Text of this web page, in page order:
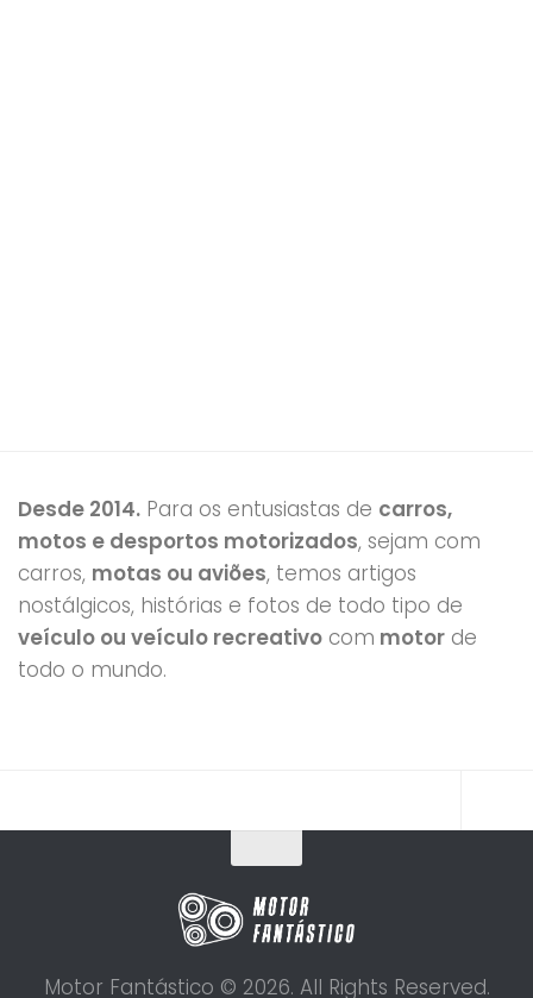
Desde 2014. Para os entusiastas de carros,
motos e desportos motorizados, sejam com
carros, motas ou aviões, temos artigos
nostálgicos, histórias e fotos de todo tipo de
veículo ou veículo recreativo com motor de
todo o mundo.
Motor Fantástico © 2026. All Rights Reserved.